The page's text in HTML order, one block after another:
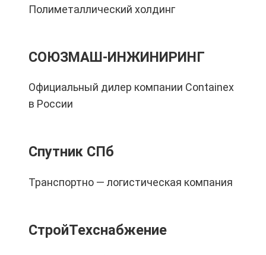
Полиметаллический холдинг
СОЮЗМАШ-ИНЖИНИРИНГ
Официальный дилер компании Containex
в России
Спутник СПб
Транспортно — логистическая компания
СтройТехснабжение